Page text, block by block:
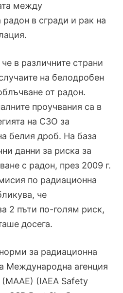
между
радон в сгради и рак на
в различните страни
на белодробен
от радон.
проучвания са в
на СЗО за
белия дроб. На база
данни за риска за
с радон, през 2009 г.
по радиационна
че
2 пъти по-голям риск,
досега.
за радиационна
Международна агенция
(МААЕ) (IAEA Safety